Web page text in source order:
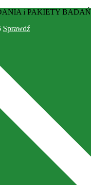
i PAKIETY BADAŃ
Sprawdź